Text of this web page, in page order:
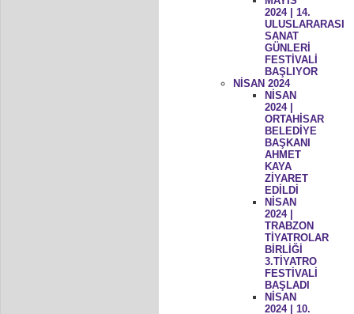
2024 | 14.
ULUSLARARASI
SANAT
GÜNLERİ
FESTİVALİ
BAŞLIYOR
NİSAN 2024
NİSAN
2024 |
ORTAHİSAR
BELEDİYE
BAŞKANI
AHMET
KAYA
ZİYARET
EDİLDİ
NİSAN
2024 |
TRABZON
TİYATROLAR
BİRLİĞİ
3.TİYATRO
FESTİVALİ
BAŞLADI
NİSAN
2024 | 10.